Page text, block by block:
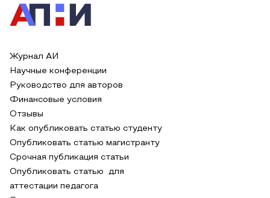
Журнал АИ
Научные конференции
Руководство для авторов
Финансовые условия
Отзывы
Как опубликовать статью студенту
Опубликовать статью магистранту
Срочная публикация статьи
Опубликовать статью для
аттестации педагога